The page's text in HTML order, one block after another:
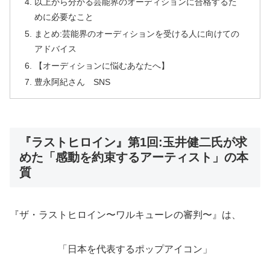
めに必要なこと
まとめ:芸能界のオーディションを受ける人に向けての
アドバイス
【オーディションに悩むあなたへ】
豊永阿紀さん SNS
『ラストヒロイン』第1回:玉井健二氏が求
めた「感動を約束するアーティスト」の本
質
『ザ・ラストヒロイン〜ワルキューレの審判〜』は、
「日本を代表するポップアイコン」